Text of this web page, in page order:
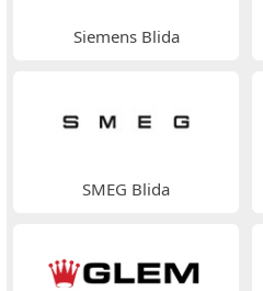
Siemens Blida
SMEG Blida